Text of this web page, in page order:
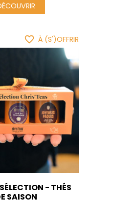
favorite_border À (S')OFFRIR
- THÉS
SAISON